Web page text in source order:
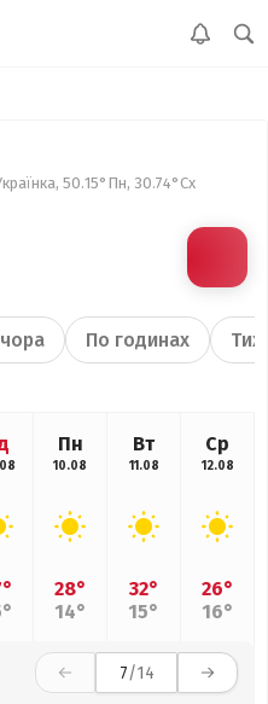
50.15°Пн, 30.74°Сх
По годинах
Пн
10.08
28°
14°
Вт
11.08
32°
15°
Ср
12.08
26°
16°
7/14